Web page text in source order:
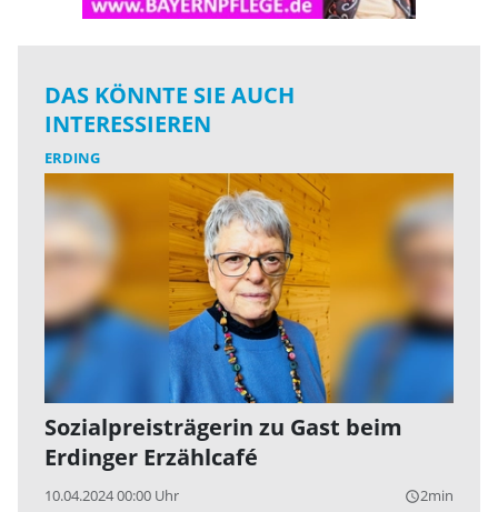
DAS KÖNNTE SIE AUCH
INTERESSIEREN
ERDING
Sozialpreisträgerin zu Gast beim
Erdinger Erzählcafé
10.04.2024 00:00 Uhr query_builder2min